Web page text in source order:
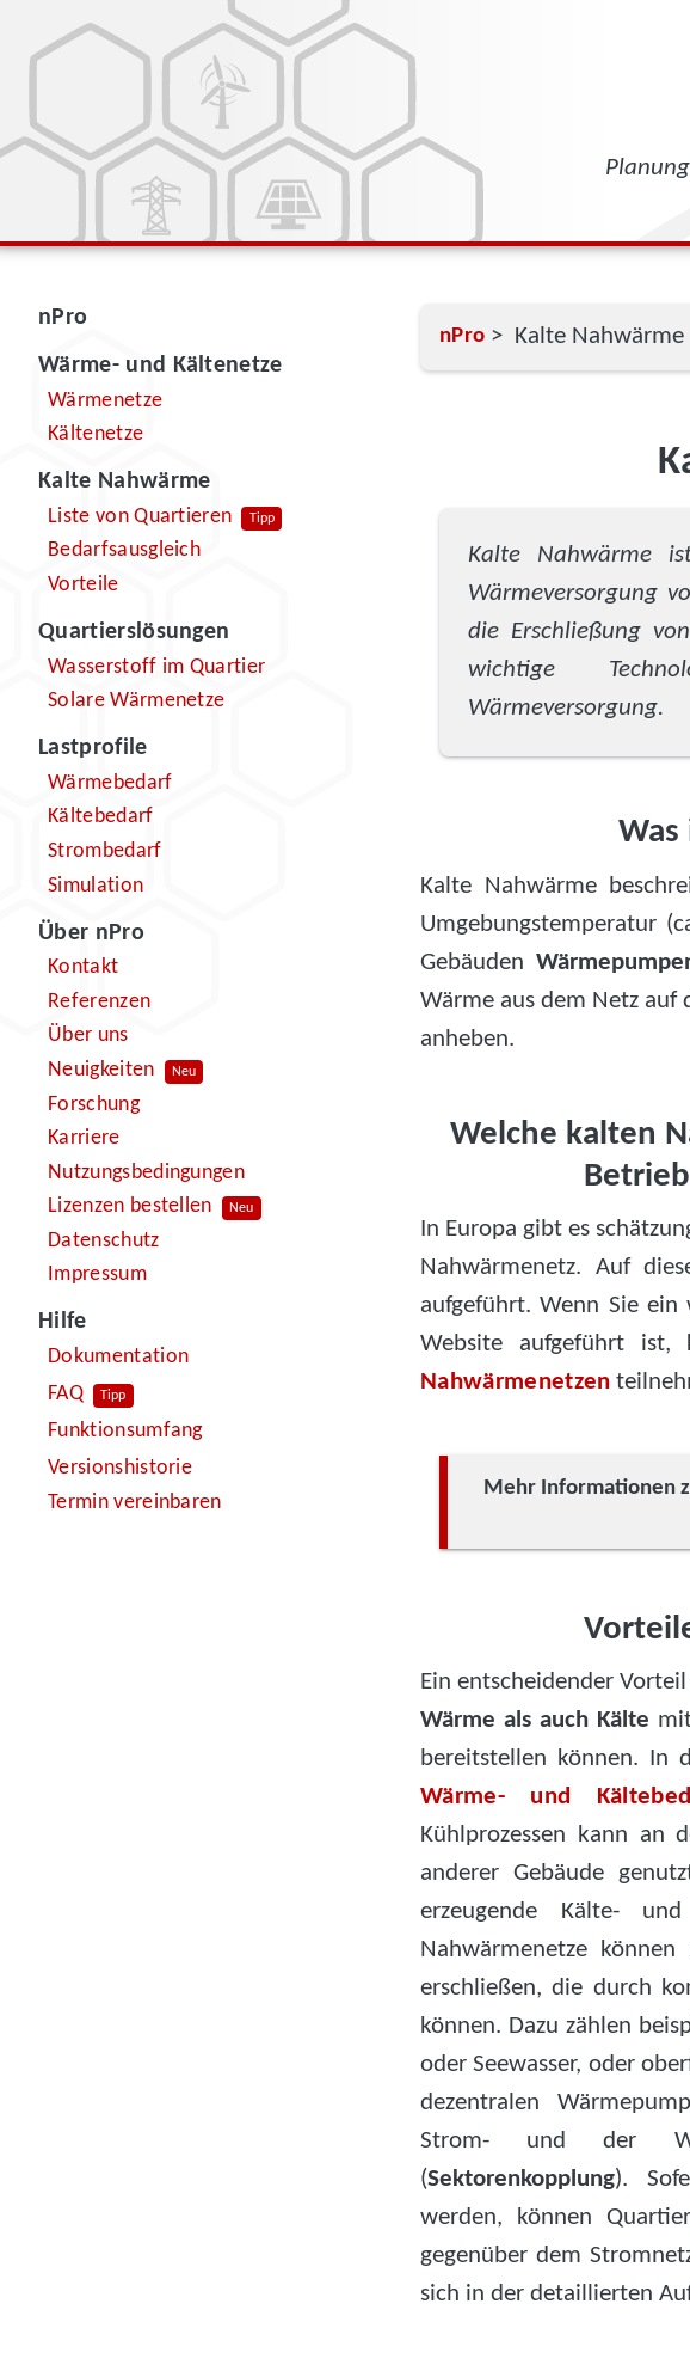
nPro
Wärme- und Kältenetze
Wärmenetze
Kältenetze
Kalte Nahwärme
Liste von Quartieren Tipp
Bedarfsausgleich
Vorteile
Quartierslösungen
Wasserstoff im Quartier
Solare Wärmenetze
Lastprofile
Wärmebedarf
Kältebedarf
Strombedarf
Simulation
Über nPro
Kontakt
Referenzen
Über uns
Neuigkeiten
Neu
Forschung
Karriere
Nutzungsbedingungen
Lizenzen bestellen
Neu
Datenschutz
Impressum
Hilfe
Dokumentation
FAQ
Tipp
Funktionsumfang
Versionshistorie
Termin vereinbaren
nPro > Kalte Nahwärme
Kalte Nahwärme
Wärmeversorgung
die Erschließung
wichtige
Wärmeversorgung.
Kalte Nahwärme
Umgebungstemperatur
Gebäuden
Wärme aus dem Netz auf
anheben.
Welche kalten
In Europa gibt es
Nahwärmenetz. Auf
aufgeführt. Wenn Sie
Website aufgeführt ist,
Nahwärmenetzen
Mehr Informationen
Ein entscheidender
Wärme als auch Kälte
bereitstellen können. In
Wärme- und
Kühlprozessen kann an
anderer Gebäude
erzeugende Kälte-
Nahwärmenetze können
erschließen, die durch
können. Dazu zählen
oder Seewasser, oder
dezentralen
Strom- und der
(Sektorenkopplung).
werden, können
gegenüber dem
sich in der detaillierten